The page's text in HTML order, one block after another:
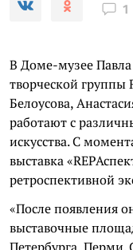
1
В Доме-музее Павла
творческой
Белоусова,
работают с
искусства. С
выставка
ретроспективной
«После появления
выставочные